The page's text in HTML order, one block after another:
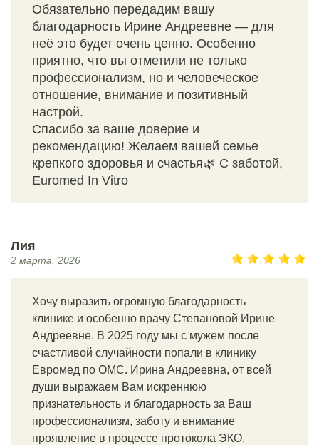
Обязательно передадим вашу
благодарность Ирине Андреевне — для
неё это будет очень ценно. Особенно
приятно, что вы отметили не только
профессионализм, но и человеческое
отношение, внимание и позитивный
настрой.
Спасибо за ваше доверие и
рекомендацию! Желаем вашей семье
крепкого здоровья и счастья🌿 С заботой,
Euromed In Vitro
Лия
2 марта, 2026
Хочу выразить огромную благодарность
клинике и особенно врачу Степановой Ирине
Андреевне. В 2025 году мы с мужем после
счастливой случайности попали в клинику
Евромед по ОМС. Ирина Андреевна, от всей
души выражаем Вам искреннюю
признательность и благодарность за Ваш
профессионализм, заботу и внимание
проявление в процессе протокола ЭКО.